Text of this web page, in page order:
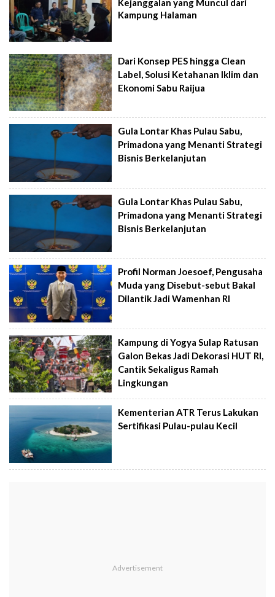
Kejanggalan yang Muncul dari
Kampung Halaman
Dari Konsep PES hingga Clean
Label, Solusi Ketahanan Iklim dan
Ekonomi Sabu Raijua
Gula Lontar Khas Pulau Sabu,
Primadona yang Menanti Strategi
Bisnis Berkelanjutan
Gula Lontar Khas Pulau Sabu,
Primadona yang Menanti Strategi
Bisnis Berkelanjutan
Profil Norman Joesoef, Pengusaha
Muda yang Disebut-sebut Bakal
Dilantik Jadi Wamenhan RI
Kampung di Yogya Sulap Ratusan
Galon Bekas Jadi Dekorasi HUT RI,
Cantik Sekaligus Ramah
Lingkungan
Kementerian ATR Terus Lakukan
Sertifikasi Pulau-pulau Kecil